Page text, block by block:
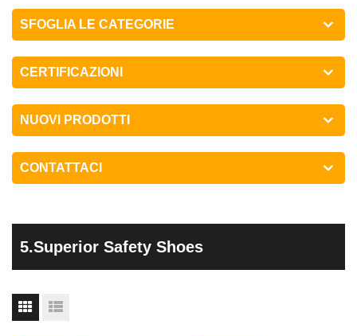
SFOGLIA LE CATEGORIE
CERTIFICAZIONI
NUOVI PRODOTTI
CONTATTACI
5.Superior Safety Shoes